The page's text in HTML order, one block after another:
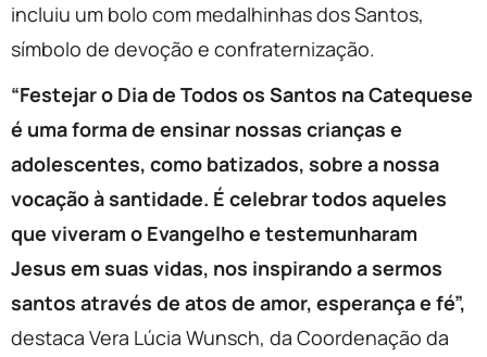
incluiu um bolo com medalhinhas dos Santos,
símbolo de devoção e confraternização.
“Festejar o Dia de Todos os Santos na Catequese
é uma forma de ensinar nossas crianças e
adolescentes, como batizados, sobre a nossa
vocação à santidade. É celebrar todos aqueles
que viveram o Evangelho e testemunharam
Jesus em suas vidas, nos inspirando a sermos
santos através de atos de amor, esperança e fé”,
destaca Vera Lúcia Wunsch, da Coordenação da